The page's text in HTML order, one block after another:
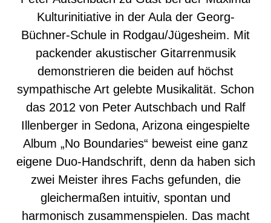
Kulturinitiative in der Aula der Georg-
Büchner-Schule in Rodgau/Jügesheim. Mit
packender akustischer Gitarrenmusik
demonstrieren die beiden auf höchst
sympathische Art gelebte Musikalität. Schon
das 2012 von Peter Autschbach und Ralf
Illenberger in Sedona, Arizona eingespielte
Album „No Boundaries“ beweist eine ganz
eigene Duo-Handschrift, denn da haben sich
zwei Meister ihres Fachs gefunden, die
gleichermaßen intuitiv, spontan und
harmonisch zusammenspielen. Das macht